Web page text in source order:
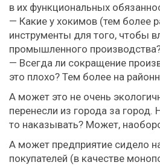
в их функциональных
— Какие у хокимов (тем более
инструменты для того, чтобы
промышленного
— Всегда ли сокращение
это плохо? Тем более на
А может это не очень
перенесли из города за город.
то наказывать? Может,
А может предприятие сидело
покупателей (в качестве